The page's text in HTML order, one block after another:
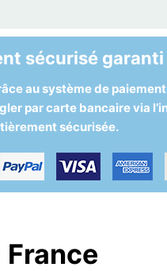
sécurisé garanti
au système de
par carte bancaire via
sécurisée.
France